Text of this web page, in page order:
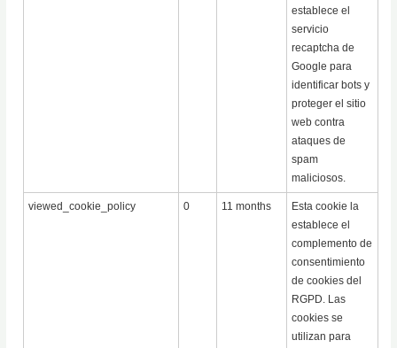
establece el
servicio
recaptcha de
Google para
identificar bots y
proteger el sitio
web contra
ataques de
spam
maliciosos.
viewed_cookie_policy 0 11 months
Esta cookie la
establece el
complemento de
consentimiento
de cookies del
RGPD. Las
cookies se
utilizan para